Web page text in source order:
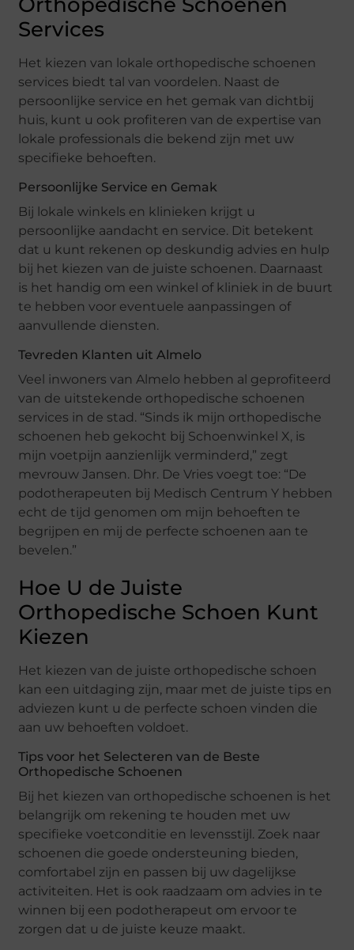
Orthopedische Schoenen
Services
Het kiezen van lokale orthopedische schoenen
services biedt tal van voordelen. Naast de
persoonlijke service en het gemak van dichtbij
huis, kunt u ook profiteren van de expertise van
lokale professionals die bekend zijn met uw
specifieke behoeften.
Persoonlijke Service en Gemak
Bij lokale winkels en klinieken krijgt u
persoonlijke aandacht en service. Dit betekent
dat u kunt rekenen op deskundig advies en hulp
bij het kiezen van de juiste schoenen. Daarnaast
is het handig om een winkel of kliniek in de buurt
te hebben voor eventuele aanpassingen of
aanvullende diensten.
Tevreden Klanten uit Almelo
Veel inwoners van Almelo hebben al geprofiteerd
van de uitstekende orthopedische schoenen
services in de stad. “Sinds ik mijn orthopedische
schoenen heb gekocht bij Schoenwinkel X, is
mijn voetpijn aanzienlijk verminderd,” zegt
mevrouw Jansen. Dhr. De Vries voegt toe: “De
podotherapeuten bij Medisch Centrum Y hebben
echt de tijd genomen om mijn behoeften te
begrijpen en mij de perfecte schoenen aan te
bevelen.”
Hoe U de Juiste
Orthopedische Schoen Kunt
Kiezen
Het kiezen van de juiste orthopedische schoen
kan een uitdaging zijn, maar met de juiste tips en
adviezen kunt u de perfecte schoen vinden die
aan uw behoeften voldoet.
Tips voor het Selecteren van de Beste
Orthopedische Schoenen
Bij het kiezen van orthopedische schoenen is het
belangrijk om rekening te houden met uw
specifieke voetconditie en levensstijl. Zoek naar
schoenen die goede ondersteuning bieden,
comfortabel zijn en passen bij uw dagelijkse
activiteiten. Het is ook raadzaam om advies in te
winnen bij een podotherapeut om ervoor te
zorgen dat u de juiste keuze maakt.